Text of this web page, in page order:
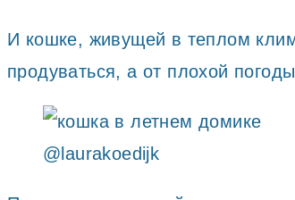
И кошке, живущей в теплом
продуваться, а от плохой
@laurakoedijk